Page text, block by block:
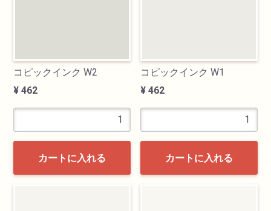
コピックインク W2
¥ 462
カートに入れる
コピックインク W1
¥ 462
カートに入れる